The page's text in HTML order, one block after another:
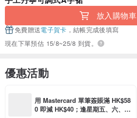
放入購物車
免費贈送電子賀卡 ，結帳完成後填寫
現在下單預估 15/8~25/8 到貨。
優惠活動
用 Mastercard 單筆簽賬滿 HK$58
0 即減 HK$40；逢星期五、六、日